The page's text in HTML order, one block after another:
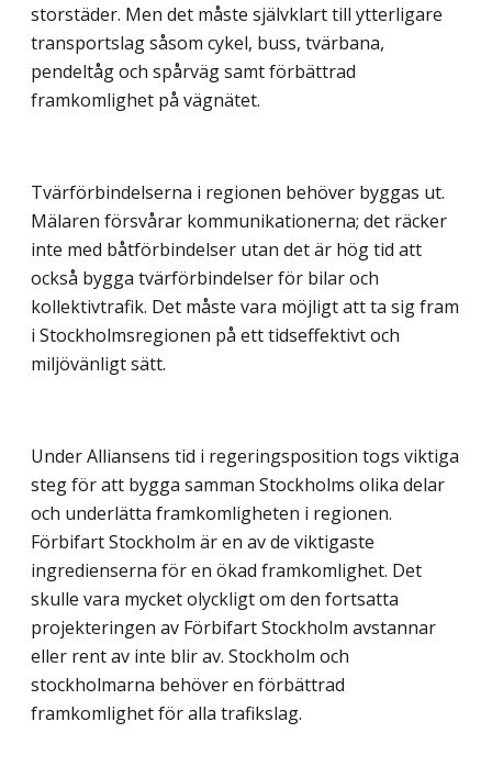
storstäder. Men det måste självklart till ytterligare
transportslag såsom cykel, buss, tvärbana,
pendeltåg och spårväg samt förbättrad
framkomlighet på vägnätet.
Tvärförbindelserna i regionen behöver byggas ut.
Mälaren försvårar kommunikationerna; det räcker
inte med båtförbindelser utan det är hög tid att
också bygga tvärförbindelser för bilar och
kollektivtrafik. Det måste vara möjligt att ta sig fram
i Stockholmsregionen på ett tidseffektivt och
miljövänligt sätt.
Under Alliansens tid i regeringsposition togs viktiga
steg för att bygga samman Stockholms olika delar
och underlätta framkomligheten i regionen.
Förbifart Stockholm är en av de viktigaste
ingredienserna för en ökad framkomlighet. Det
skulle vara mycket olyckligt om den fortsatta
projekteringen av Förbifart Stockholm avstannar
eller rent av inte blir av. Stockholm och
stockholmarna behöver en förbättrad
framkomlighet för alla trafikslag.